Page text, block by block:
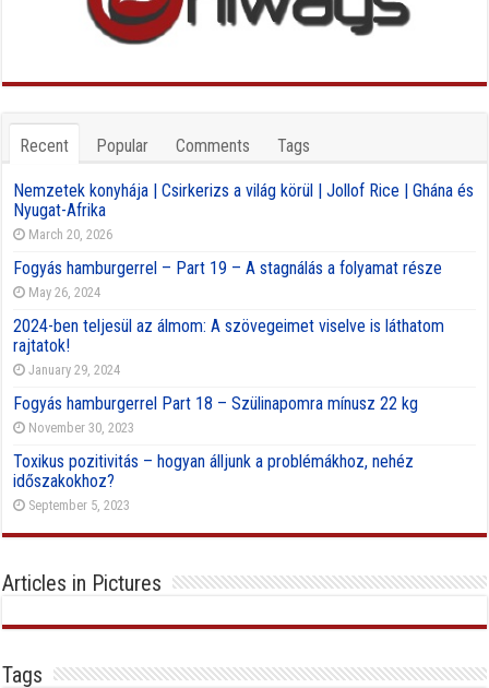
Recent Popular Comments Tags
Nemzetek konyhája | Csirkerizs a világ körül | Jollof Rice | Ghána és
Nyugat-Afrika
March 20, 2026
Fogyás hamburgerrel – Part 19 – A stagnálás a folyamat része
May 26, 2024
2024-ben teljesül az álmom: A szövegeimet viselve is láthatom
rajtatok!
January 29, 2024
Fogyás hamburgerrel Part 18 – Szülinapomra mínusz 22 kg
November 30, 2023
Toxikus pozitivitás – hogyan álljunk a problémákhoz, nehéz
időszakokhoz?
September 5, 2023
Articles in Pictures
Tags